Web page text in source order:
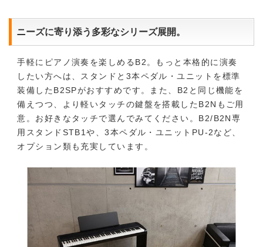
ニーズに寄り添う多彩なシリーズ展開。
手軽にピアノ演奏を楽しめるB2。もっと本格的に演奏
したい方へは、スタンドと3本ペダル・ユニットを標準
装備したB2SPがおすすめです。また、B2と同じ機能を
備えつつ、より軽いタッチの鍵盤を搭載したB2Nもご用
意。お好きなタッチで選んでみてください。B2/B2N専
用スタンドSTB1や、3本ペダル・ユニットPU-2など、
オプション類も充実しています。